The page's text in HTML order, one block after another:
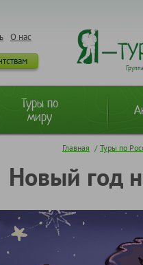
О нас
Туры по
миру
Главная / Туры по
Новый год